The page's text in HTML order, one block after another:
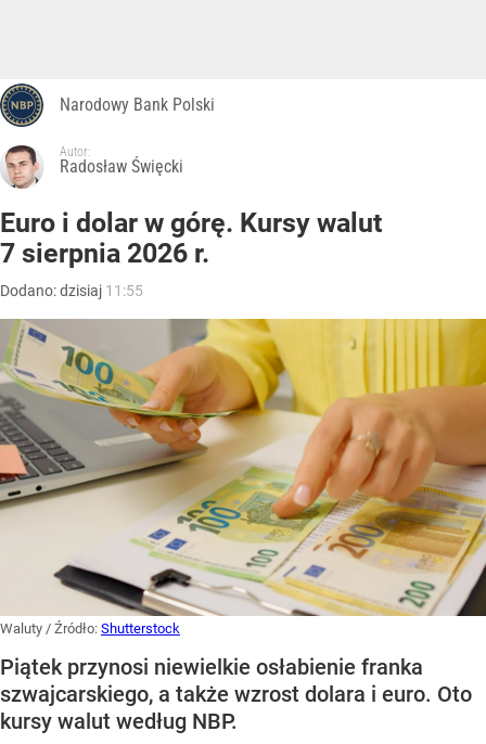
Narodowy Bank Polski
Autor:
Radosław Święcki
Euro i dolar w górę. Kursy walut
7 sierpnia 2026 r.
Dodano:dzisiaj 11:55
Waluty / Źródło: Shutterstock
Piątek przynosi niewielkie osłabienie franka
szwajcarskiego, a także wzrost dolara i euro. Oto
kursy walut według NBP.